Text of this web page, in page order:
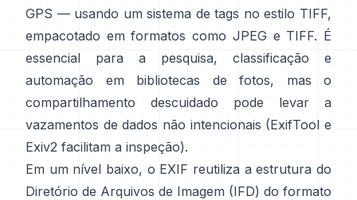
GPS — usando um sistema de tags noestilo TIFF,
empacotado em formatos como JPEG e TIFF. É
essencial para a pesquisa, classificação e
automação em bibliotecas de fotos, mas o
compartilhamento descuidado pode levar a
vazamentos de dados não intencionais (ExifTool e
Exiv2 facilitam a inspeção).
Em um nível baixo, o EXIF reutiliza a estrutura do
Diretório de Arquivos de Imagem (IFD) do formato